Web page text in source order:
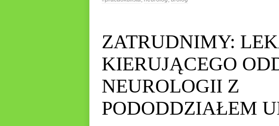
ZATRUDNIMY:
KIERUJĄCEGO
NEUROLOGII Z
PODODDZIAŁEM